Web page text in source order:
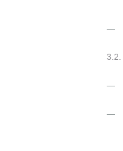
3.2.